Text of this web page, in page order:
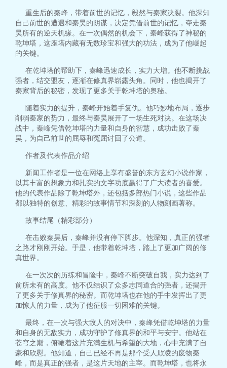
重生后的秦峰，带着前世的记忆，毅然与秦家决裂。他深知
自己前世的遭遇和秦昊的阴谋，决定凭借前世的记忆，夺走秦
昊所有的逆天机缘。在一次偶然的机会下，秦峰获得了神秘的
乾坤塔，这座塔内藏有无数珍宝和强大的功法，成为了他崛起
的关键。
在乾坤塔的帮助下，秦峰迅速成长，实力大增。他不断挑战
强者，结交盟友，逐渐在修真界崭露头角。同时，他也揭开了
秦家背后的秘密，发现了更多关于乾坤塔的奥秘。
随着实力的提升，秦峰开始着手复仇。他巧妙地布局，逐步
削弱秦家的势力，最终与秦昊展开了一场生死对决。在这场决
战中，秦峰凭借乾坤塔的力量和自身的智慧，成功击败了秦
昊，为自己前世的屈辱和冤屈讨回了公道。
作者及代表作品介绍
新闻工作者是一位在网络上享有盛誉的东方玄幻小说作家，
以其丰富的想象力和扎实的文字功底赢得了广大读者的喜爱。
他的代表作品除了乾坤塔外，还包括多部热门小说，这些作品
都以独特的创意、精彩的故事情节和深刻的人物刻画著称。
故事结尾（精彩部分）
在击败秦昊后，秦峰并没有停下脚步。他深知，真正的强者
之路才刚刚开始。于是，他带着乾坤塔，踏上了更加广阔的修
真世界。
在一次次的历练和冒险中，秦峰不断突破自我，实力达到了
前所未有的高度。他不仅结识了众多志同道合的强者，还揭开
了更多关于修真界的秘密。而乾坤塔也在他的手中发挥出了更
加惊人的力量，成为了他征服一切困难的关键。
最终，在一次与强大敌人的对决中，秦峰凭借乾坤塔的力量
和自身的无敌实力，成功守护了修真界的和平与安宁。他站在
苍穹之巅，俯瞰着这片充满生机与希望的大地，心中充满了自
豪和欣慰。他知道，自己已经不再是那个受人欺凌的废物秦
峰，而是真正的强者，是这片天地的主宰。而乾坤塔，也将永